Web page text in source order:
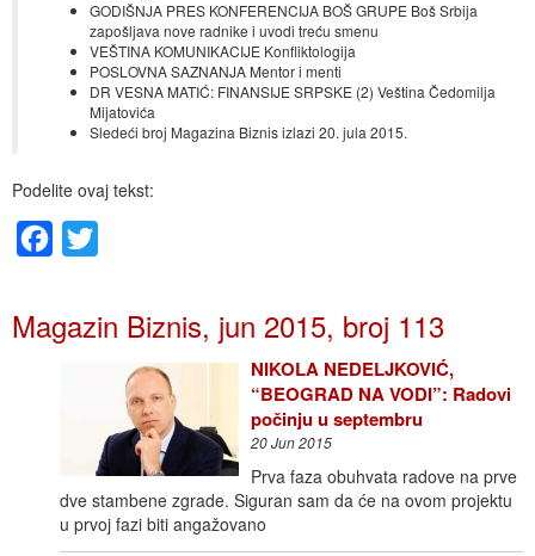
GODIŠNJA PRES KONFERENCIJA BOŠ GRUPE Boš Srbija
zapošljava nove radnike i uvodi treću smenu
VEŠTINA KOMUNIKACIJE Konfliktologija
POSLOVNA SAZNANJA Mentor i menti
DR VESNA MATIĆ: FINANSIJE SRPSKE (2) Veština Čedomilja
Mijatovića
Sledeći broj Magazina Biznis izlazi 20. jula 2015.
Podelite ovaj tekst:
Facebook
Magazin Biznis, jun 2015, broj 113
NIKOLA NEDELJKOVIĆ,
“BEOGRAD NA VODI”: Radovi
počinju u septembru
20 Jun 2015
Prva faza obuhvata radove na prve
dve stambene zgrade. Siguran sam da će na ovom projektu
u prvoj fazi biti angažovano